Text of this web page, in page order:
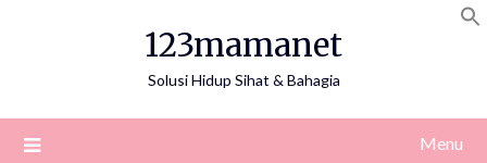
123mamanet
Solusi Hidup Sihat & Bahagia
Menu